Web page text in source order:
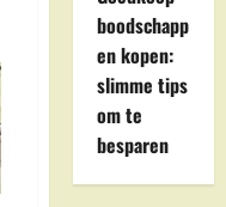
boodschapp
en kopen:
slimme tips
om te
besparen